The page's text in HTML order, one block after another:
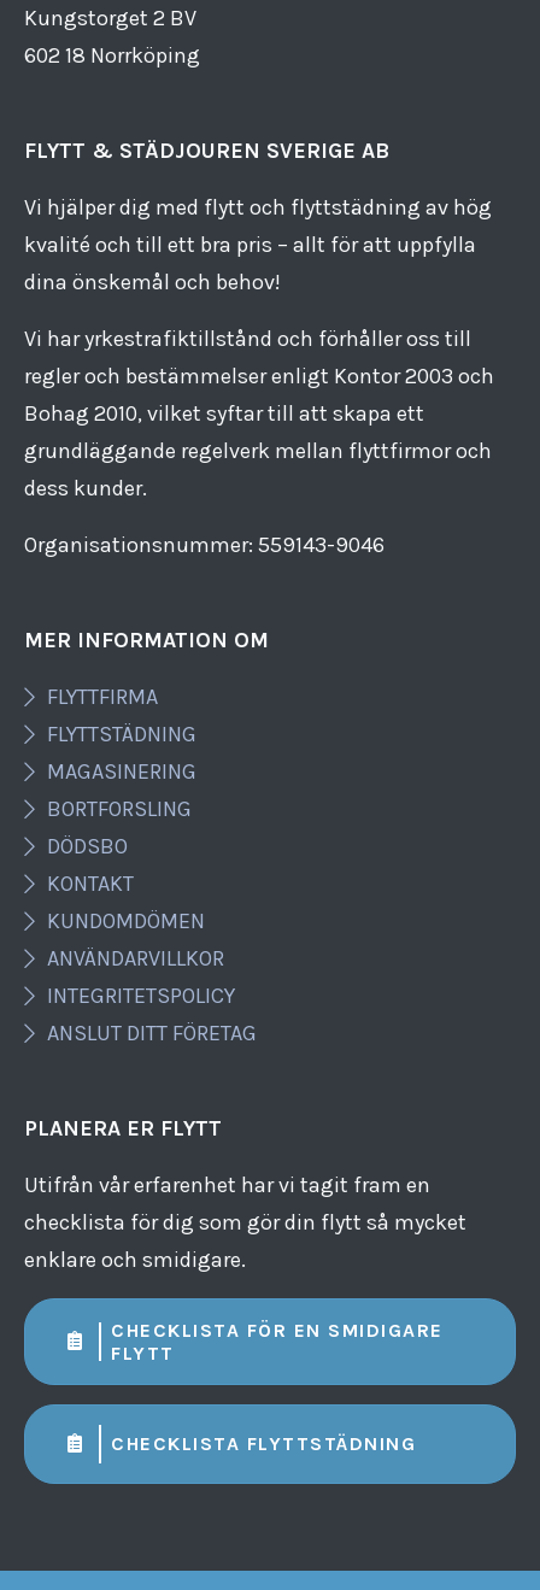
Kungstorget 2 BV
602 18 Norrköping
FLYTT & STÄDJOUREN SVERIGE AB
Vi hjälper dig med flytt och flyttstädning av hög
kvalité och till ett bra pris – allt för att uppfylla
dina önskemål och behov!
Vi har yrkestrafiktillstånd och förhåller oss till
regler och bestämmelser enligt Kontor 2003 och
Bohag 2010, vilket syftar till att skapa ett
grundläggande regelverk mellan flyttfirmor och
dess kunder.
Organisationsnummer: 559143​-​9046
MER INFORMATION OM
FLYTTFIRMA
FLYTTSTÄDNING
MAGASINERING
BORTFORSLING
DÖDSBO
KONTAKT
KUNDOMDÖMEN
ANVÄNDARVILLKOR
INTEGRITETSPOLICY
ANSLUT DITT FÖRETAG
PLANERA ER FLYTT
Utifrån vår erfarenhet har vi tagit fram en
checklista för dig som gör din flytt så mycket
enklare och smidigare.
CHECKLISTA FÖR EN SMIDIGARE
FLYTT
CHECKLISTA FLYTTSTÄDNING